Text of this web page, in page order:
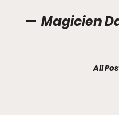
Magicien
All